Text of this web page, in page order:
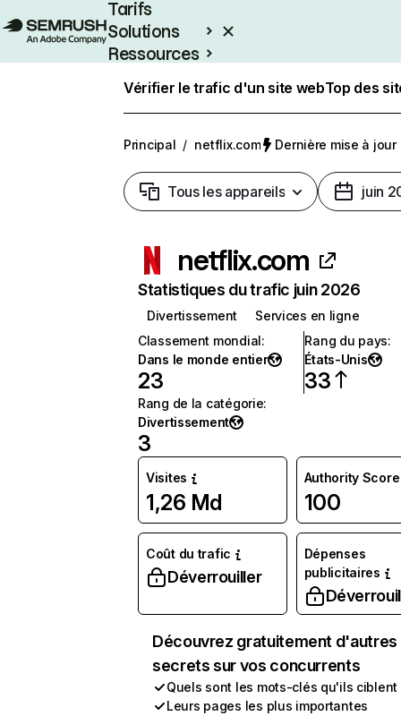
Tarifs
Solutions
Ressources
Vérifier le trafic d'un site webTop des
Principal / netflix.com Dernière mise à jour
Tous les appareils juin
netflix.com
Statistiques du trafic juin 2026
Divertissement
Services en ligne
Classement mondial:
Dans le monde entier
23
Rang du pays:
États-Unis
33
Rang de la catégorie:
Divertissement
3
Visites
1,26 Md
Authority Score
100
Coût du trafic
Déverrouiller
Dépenses
publicitaires
Découvrez gratuitement d'autres
secrets sur vos concurrents
Quels sont les mots-clés qu'ils ciblent
Leurs pages les plus importantes